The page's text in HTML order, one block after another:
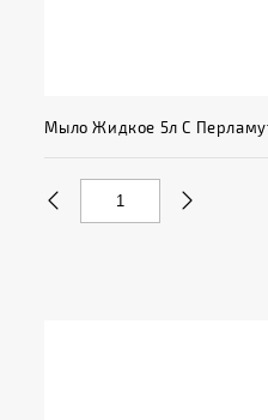
Мыло Жидкое 5л С